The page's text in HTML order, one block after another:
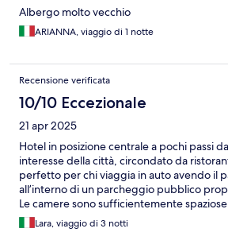
Albergo molto vecchio
ARIANNA, viaggio di 1 notte
Recensione verificata
10/10 Eccezionale
21 apr 2025
Hotel in posizione centrale a pochi passi
interesse della città, circondato da
perfetto per chi viaggia in auto avendo il
all’interno di un parcheggio pubblico
Le camere sono sufficientemente
buona e abbondante la colazione. Il
disponibile
Lara, viaggio di 3 notti